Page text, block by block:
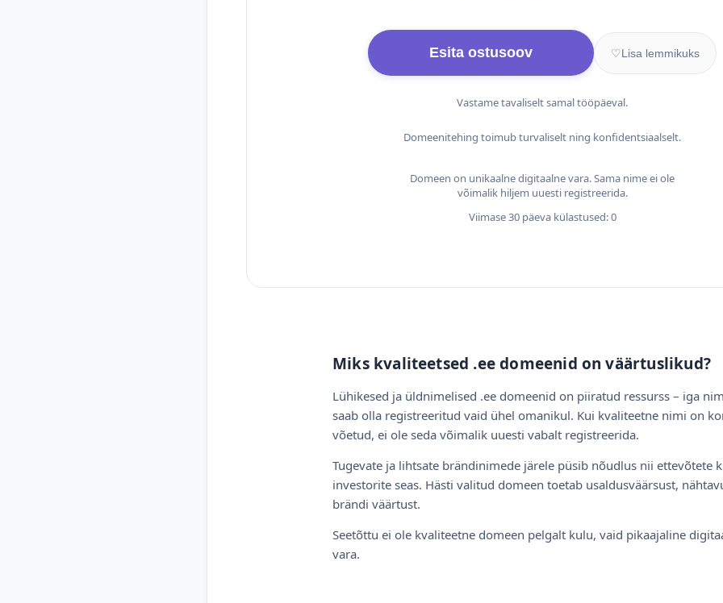
Esita ostusoov ♡Lisa lemmikuks
Vastame tavaliselt samal tööpäeval.
Domeenitehing toimub turvaliselt ning konfidentsiaalselt.
Domeen on unikaalne digitaalne vara. Sama nime ei ole
võimalik hiljem uuesti registreerida.
Viimase 30 päeva külastused: 0
Miks kvaliteetsed .ee domeenid on väärtuslikud?
Lühikesed ja üldnimelised .ee domeenid on piiratud ressurss – iga
saab olla registreeritud vaid ühel omanikul. Kui kvaliteetne nimi on
võetud, ei ole seda võimalik uuesti vabalt registreerida.
Tugevate ja lihtsate brändinimede järele püsib nõudlus nii ettevõtete
investorite seas. Hästi valitud domeen toetab usaldusväärsust,
brändi väärtust.
Seetõttu ei ole kvaliteetne domeen pelgalt kulu, vaid pikaajaline
vara.